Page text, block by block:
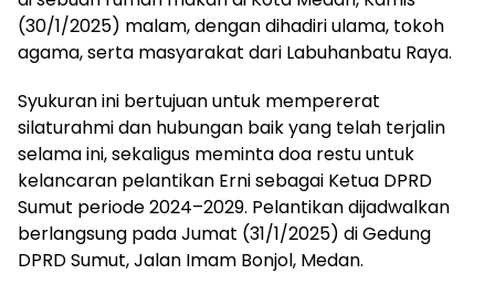
(30/1/2025) malam, dengan dihadiri ulama, tokoh
agama, serta masyarakat dari Labuhanbatu Raya.
Syukuran ini bertujuan untuk mempererat
silaturahmi dan hubungan baik yang telah terjalin
selama ini, sekaligus meminta doa restu untuk
kelancaran pelantikan Erni sebagai Ketua DPRD
Sumut periode 2024–2029. Pelantikan dijadwalkan
berlangsung pada Jumat (31/1/2025) di Gedung
DPRD Sumut, Jalan Imam Bonjol, Medan.